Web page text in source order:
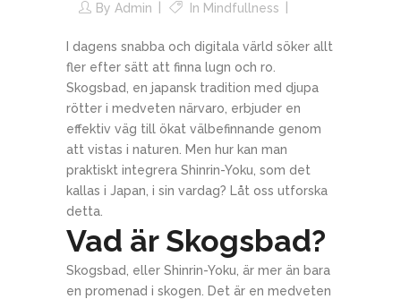
By Admin In Mindfullness
I dagens snabba och digitala värld söker allt
fler efter sätt att finna lugn och ro.
Skogsbad, en japansk tradition med djupa
rötter i medveten närvaro, erbjuder en
effektiv väg till ökat välbefinnande genom
att vistas i naturen. Men hur kan man
praktiskt integrera Shinrin-Yoku, som det
kallas i Japan, i sin vardag? Låt oss utforska
detta.
Vad är Skogsbad?
Skogsbad, eller Shinrin-Yoku, är mer än bara
en promenad i skogen. Det är en medveten